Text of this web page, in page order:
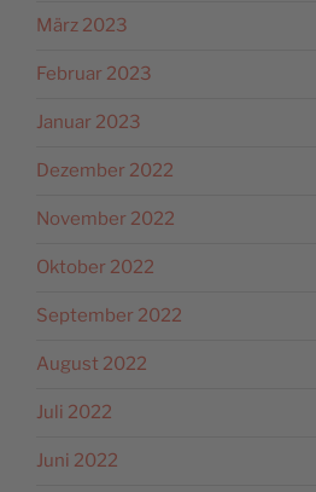
März 2023
Februar 2023
Januar 2023
Dezember 2022
November 2022
Oktober 2022
September 2022
August 2022
Juli 2022
Juni 2022